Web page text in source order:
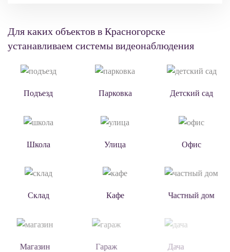
Для каких объектов в Красногорске
устанавливаем системы видеонаблюдения
Подъезд Парковка Детский сад
Школа Улица Офис
Склад Кафе Частный дом
Магазин Гараж Дача